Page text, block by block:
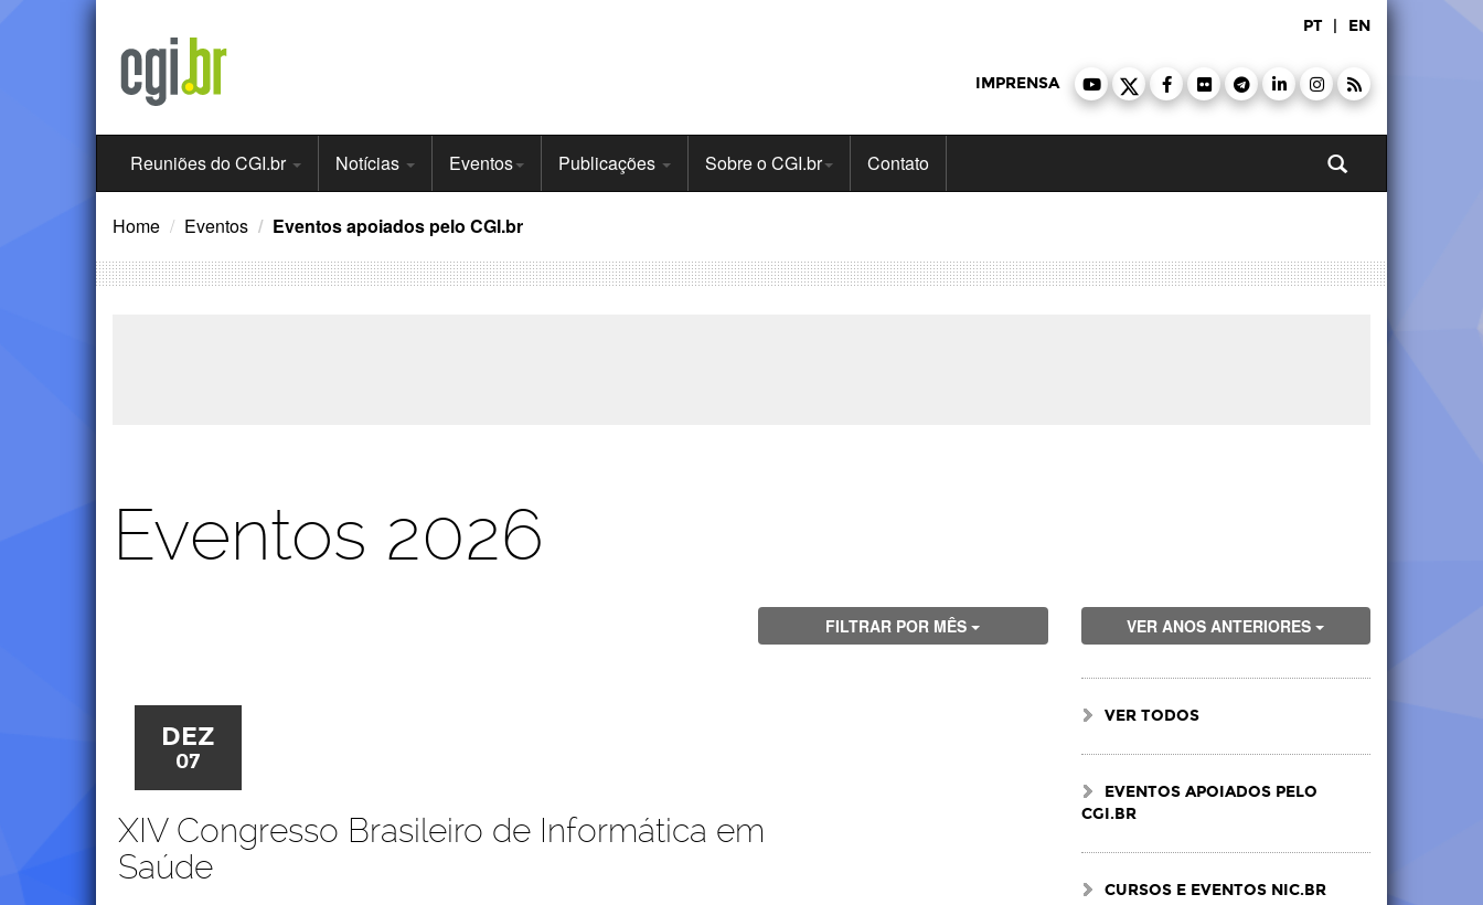
Ir
conteúdo
PT | EN
IMPRENSA
Menu
Principal
Reuniões do CGI.br Notícias Eventos Publicações Sobre o CGI.br Contato
Home Eventos Eventos apoiados pelo CGI.br
Eventos 2026
VER ANOS ANTERIORES
FILTRAR POR MÊS
DEZ
07
XIV Congresso Brasileiro de Informática em
Saúde
VER TODOS
EVENTOS APOIADOS PELO
CGI.BR
CURSOS E EVENTOS NIC.BR